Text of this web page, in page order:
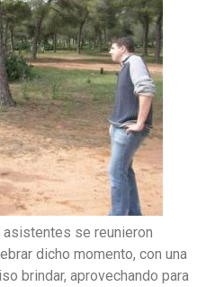
se reunieron
dicho momento, con una
brindar, aprovechando para